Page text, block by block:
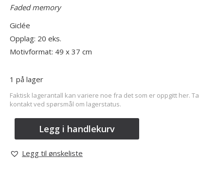
Faded memory
Giclée
Opplag: 20 eks.
Motivformat: 49 x 37 cm
1 på lager
Faktisk lagerantall kan variere noe fra det som er oppgitt her. Ta
kontakt ved spørsmål om lagerstatus.
Legg i handlekurv
Legg til ønskeliste